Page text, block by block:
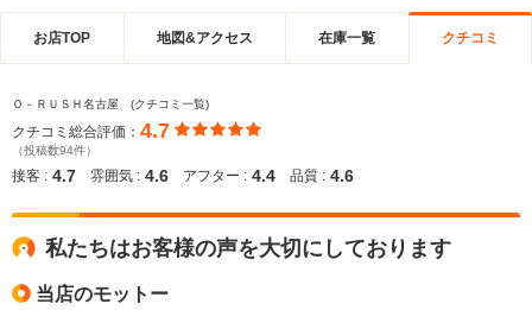
お店TOP 地図&アクセス 在庫一覧 クチコミ
Ｏ－ＲＵＳＨ名古屋 (クチコミ一覧)
クチコミ総合評価： 4.7
（投稿数94件）
接客 : 4.7 雰囲気 : 4.6 アフター : 4.4 品質 : 4.6
私たちはお客様の声を大切にしております
当店のモットー